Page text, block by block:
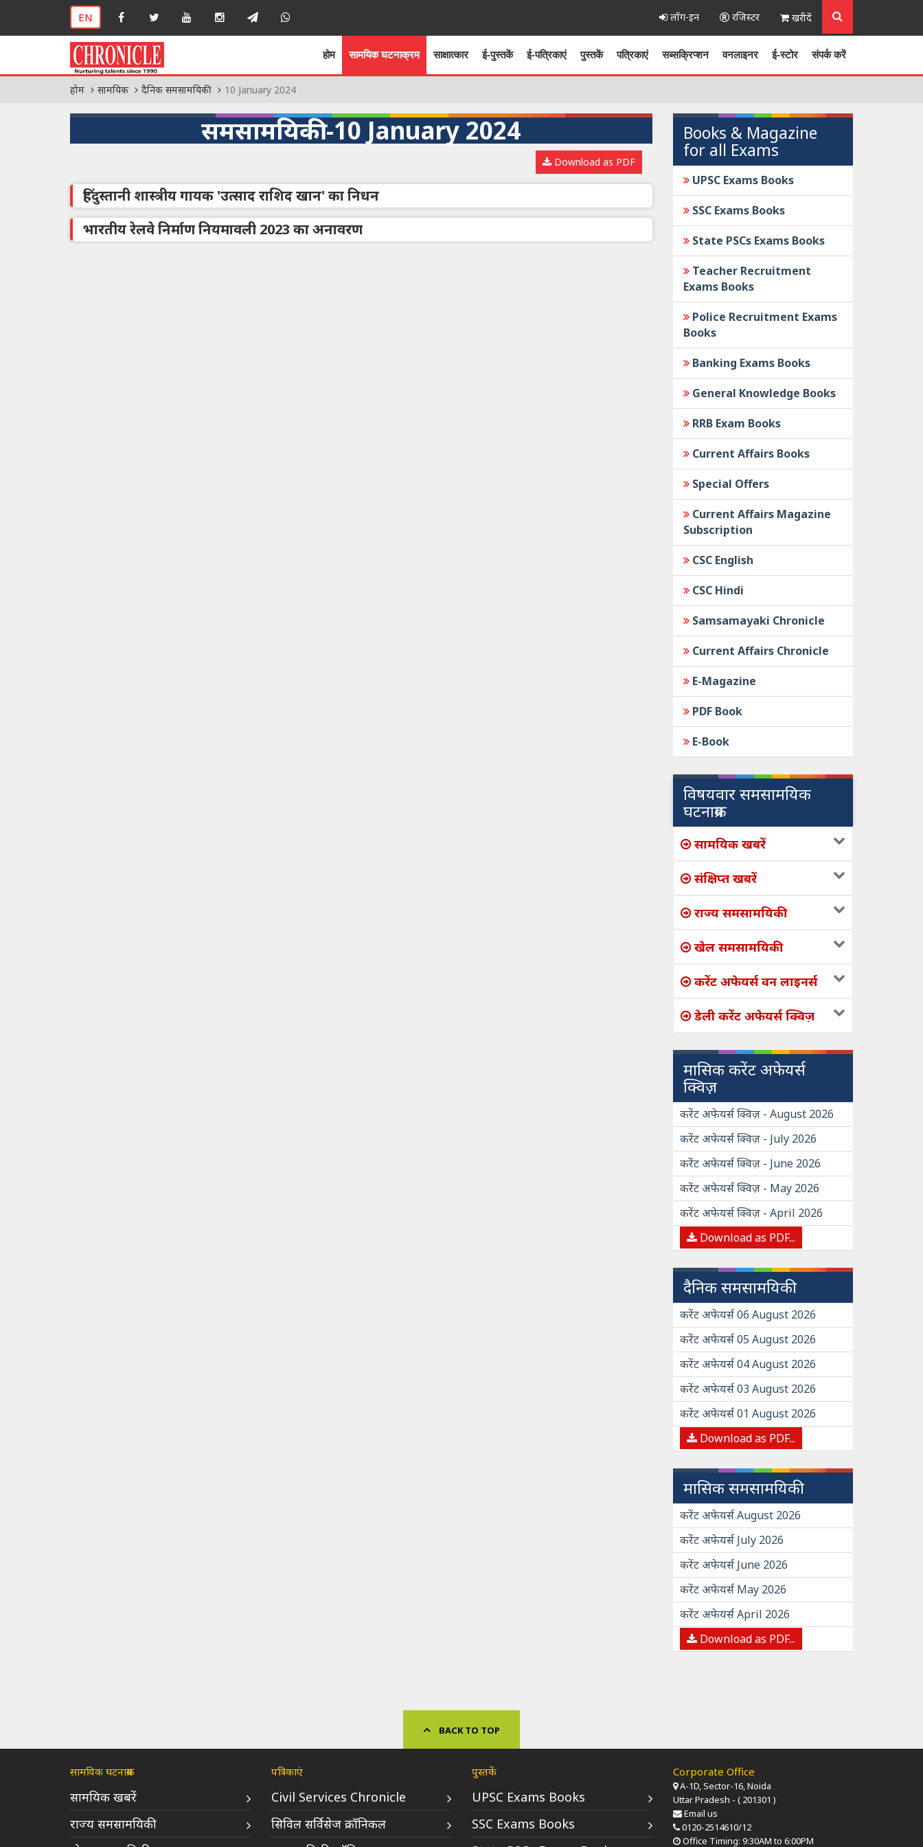
EN लॉग-इन रजिस्टर खरीदें
होम सामयिक घटनाक्रम साक्षात्कार ई-पुस्तकें ई-पत्रिकाएं पुस्तकें पत्रिकाएं सब्सक्रिप्शन वनलाइनर ई-स्टोर संपर्क करें
होम सामयिक दैनिक समसामयिकी 10 January 2024
समसामयिकी -10 January 2024
Download as PDF
हिंदुस्तानी शास्त्रीय गायक 'उत्साद राशिद खान' का निधन
भारतीय रेलवे निर्माण नियमावली 2023 का अनावरण
Books & Magazine
for all Exams
UPSC Exams Books
SSC Exams Books
State PSCs Exams Books
Teacher Recruitment
Exams Books
Police Recruitment Exams
Books
Banking Exams Books
General Knowledge Books
RRB Exam Books
Current Affairs Books
Special Offers
Current Affairs Magazine
Subscription
CSC English
CSC Hindi
Samsamayaki Chronicle
Current Affairs Chronicle
E-Magazine
PDF Book
E-Book
विषयवार समसामयिक
घटनाक्रम
सामयिक खबरें
संक्षिप्त खबरें
राज्य समसामयिकी
खेल समसामयिकी
करेंट अफेयर्स वन लाइनर्स
डेली करेंट अफेयर्स क्विज़
मासिक करेंट अफेयर्स
क्विज़
करेंट अफेयर्स क्विज़ - August 2026
करेंट अफेयर्स क्विज़ - July 2026
करेंट अफेयर्स क्विज़ - June 2026
करेंट अफेयर्स क्विज़ - May 2026
करेंट अफेयर्स क्विज़ - April 2026
Download as PDF...
दैनिक समसामयिकी
करेंट अफेयर्स 06 August 2026
करेंट अफेयर्स 05 August 2026
करेंट अफेयर्स 04 August 2026
करेंट अफेयर्स 03 August 2026
करेंट अफेयर्स 01 August 2026
Download as PDF...
मासिक समसामयिकी
करेंट अफेयर्स August 2026
करेंट अफेयर्स July 2026
करेंट अफेयर्स June 2026
करेंट अफेयर्स May 2026
करेंट अफेयर्स April 2026
Download as PDF...
BACK TO TOP
सामयिक घटनाक्रम
सामयिक खबरें
राज्य समसामयिकी
पत्रिकाएं
Civil Services Chronicle
सिविल सर्विसेज क्रॉनिकल
पुस्तकें
UPSC Exams Books
SSC Exams Books
Corporate Office
A-1D, Sector-16, Noida
Uttar Pradesh - ( 201301 )
Email us
0120-2514610/12
Office Timing: 9:30AM to 6:00PM